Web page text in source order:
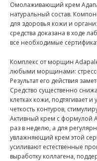
Омолаживающий крем
натуральный состав.
для здоровья кожи и
средства доказана в ходе
все необходимые
Комплекс от морщин
любыми морщинами:
Результат его действия
Средство существенно
клетках кожи, подтягивает и
четкость контуров,
Активный крем с формулой
раз в неделю, а для
увлажняющий крем этой
усиливают естественные
выработку коллагена,